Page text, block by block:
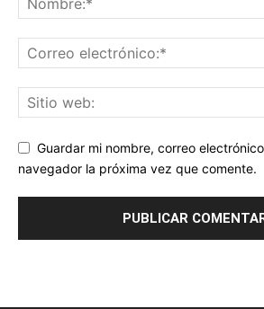
Guardar mi nombre, correo
navegador la próxima vez que comente.